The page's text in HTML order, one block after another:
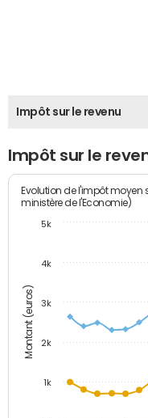
Impôt sur le revenu
Impôt sur le
Montant (euros)
Evolution de l'impôt moyen
ministère de l'Economie)
1k
2k
3k
4k
5k